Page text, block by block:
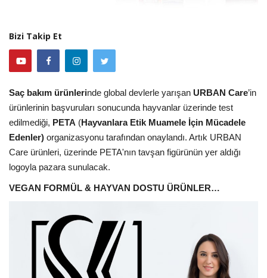
Bizi Takip Et
Saç bakım ürünlerinde global devlerle yarışan URBAN Care’in
ürünlerinin başvuruları sonucunda hayvanlar üzerinde test
edilmediği, PETA (Hayvanlara Etik Muamele İçin Mücadele
Edenler) organizasyonu tarafından onaylandı. Artık URBAN
Care ürünleri, üzerinde PETA'nın tavşan figürünün yer aldığı
logoyla pazara sunulacak.
VEGAN FORMÜL & HAYVAN DOSTU ÜRÜNLER…